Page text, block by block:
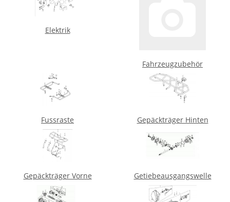
Elektrik
Fahrzeugzubehör
Fussraste Gepäckträger Hinten
Gepäckträger Vorne Getiebeausgangswelle